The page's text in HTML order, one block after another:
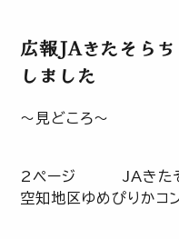
広報JAきたそら
しました
～見どころ～
2ページ JAきたそ
空知地区ゆめぴりかコ